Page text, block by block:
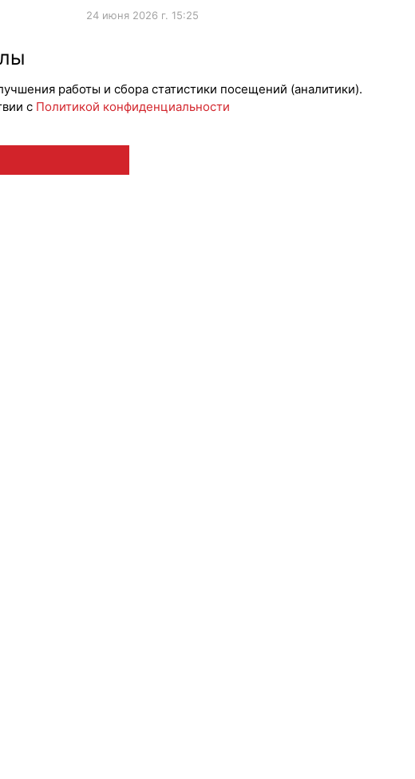
24 июня 2026 г. 15:25
2026 12+
работы и сбора статистики посещений (аналитики).
с Политикой конфиденциальности